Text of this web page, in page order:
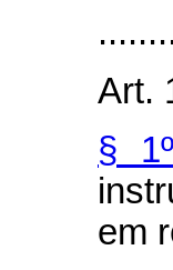
Art.
§ 1º
em